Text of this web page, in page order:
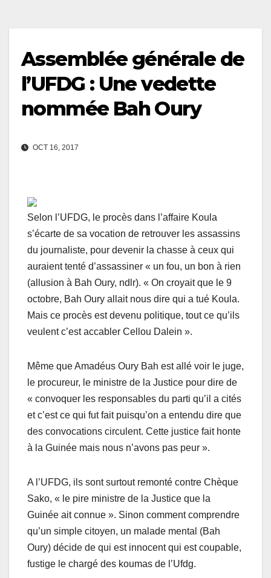
Assemblée générale de
l’UFDG : Une vedette
nommée Bah Oury
OCT 16, 2017
Selon l’UFDG, le procès dans l’affaire Koula
s’écarte de sa vocation de retrouver les assassins
du journaliste, pour devenir la chasse à ceux qui
auraient tenté d’assassiner « un fou, un bon à rien
(allusion à Bah Oury, ndlr). « On croyait que le 9
octobre, Bah Oury allait nous dire qui a tué Koula.
Mais ce procès est devenu politique, tout ce qu’ils
veulent c’est accabler Cellou Dalein ».
Même que Amadéus Oury Bah est allé voir le juge,
le procureur, le ministre de la Justice pour dire de
« convoquer les responsables du parti qu’il a cités
et c’est ce qui fut fait puisqu’on a entendu dire que
des convocations circulent. Cette justice fait honte
à la Guinée mais nous n’avons pas peur ».
A l’UFDG, ils sont surtout remonté contre Chèque
Sako, « le pire ministre de la Justice que la
Guinée ait connue ». Sinon comment comprendre
qu’un simple citoyen, un malade mental (Bah
Oury) décide de qui est innocent qui est coupable,
fustige le chargé des koumas de l’Ufdg.